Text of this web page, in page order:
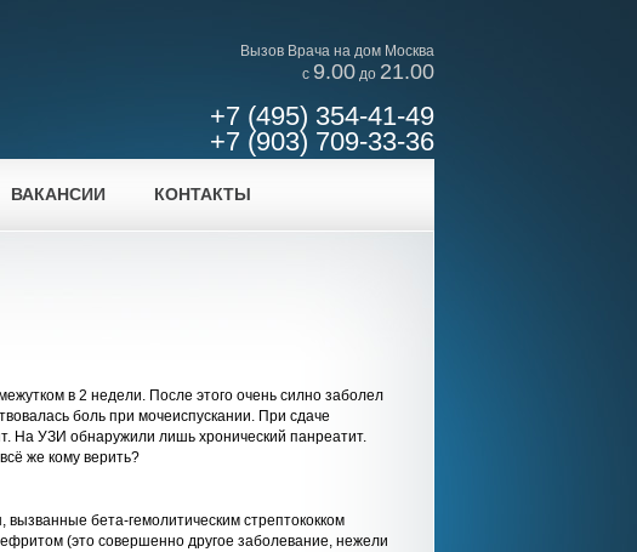
Вызов Врача на дом Москва
c 9.00 до 21.00
+7 (495) 354-41-49
+7 (903) 709-33-36
ВАКАНСИИ КОНТАКТЫ
в 2 недели. После этого очень силно заболел
боль при мочеиспускании. При сдаче
На УЗИ обнаружили лишь хронический панреатит.
же кому верить?
бета-гемолитическим стрептококком
(это совершенно другое заболевание, нежели